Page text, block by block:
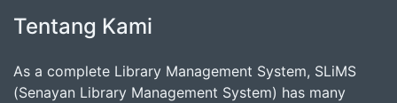
Tentang Kami
As a complete Library Management System, SLiMS
(Senayan Library Management System) has many